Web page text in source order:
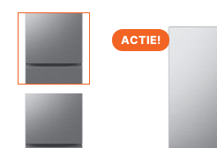
ACTIE!